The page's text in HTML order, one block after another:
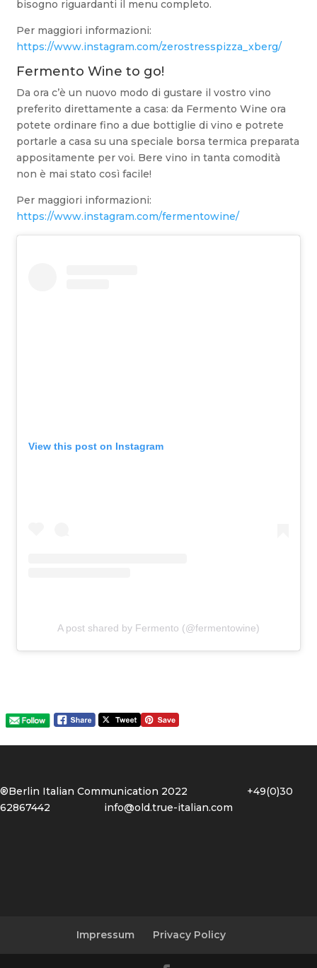
bisogno riguardanti il menu completo.
Per maggiori informazioni:
https://www.instagram.com/zerostresspizza_xberg/
Fermento Wine to go!
Da ora c’è un nuovo modo di gustare il vostro vino
preferito direttamente a casa: da Fermento Wine ora
potete ordinare fino a due bottiglie di vino e potrete
portarle a casa su una speciale borsa termica preparata
appositamente per voi. Bere vino in tanta comodità
non è mai stato così facile!
Per maggiori informazioni:
https://www.instagram.com/fermentowine/
View this post on Instagram
A post shared by Fermento (@fermentowine)
®Berlin Italian Communication 2022 +49(0)30
62867442
info@old.true-italian.com
Impressum Privacy Policy